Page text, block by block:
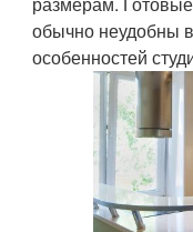
обычно неудобны
особенностей